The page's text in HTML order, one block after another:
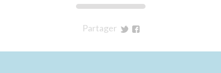
Partager
Twitter
Facebook